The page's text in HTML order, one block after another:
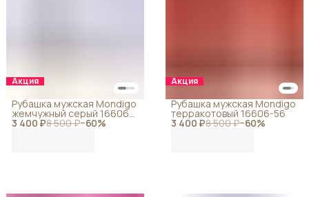
Акция
3 400 ₽8 500 ₽−60%
Рубашка мужская Mondigo
жемчужный серый 16606-
12
Акция
3 400 ₽8 500 ₽−60%
Рубашка мужская Mondigo
терракотовый 16606-56